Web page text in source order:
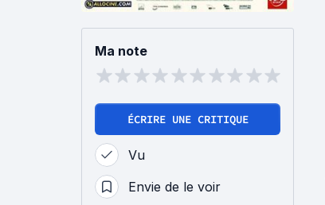
Ma note
ÉCRIRE UNE CRITIQUE
Vu
Envie de le voir